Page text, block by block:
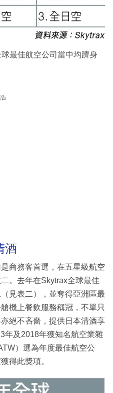
最佳航空公司當中均躋身
告
酒
商務客首選，在五星級航空
。去年在Skytrax全球最佳
見表二），並奪得亞洲區最
機上餐飲服務稱冠，不單只
絕不吝嗇，提供日本清酒享
年及2018年獲知名航空業雜
）選為年度最佳航空公
得此獎項。